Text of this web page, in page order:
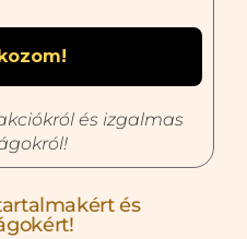
és izgalmas
és